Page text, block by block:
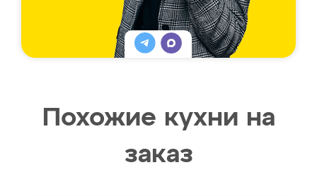
Похожие кухни на
заказ